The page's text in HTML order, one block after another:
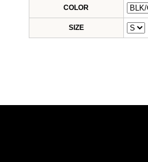
COLOR
SIZE